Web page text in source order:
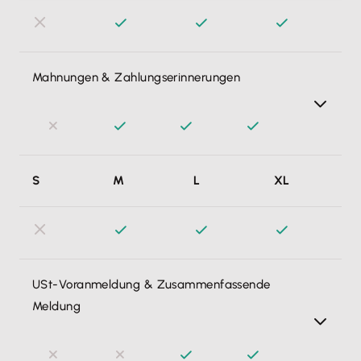
Mahnungen & Zahlungserinnerungen
Rechnungen und versende diese postalisch oder digital.
S M L XL
USt-Voranmeldung & Zusammenfassende
Meldung